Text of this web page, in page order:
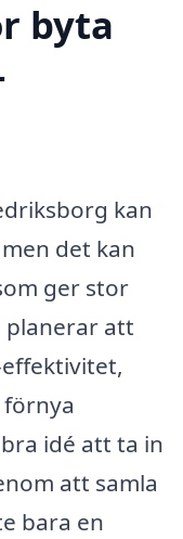
byta
kan
det kan
ger stor
planerar att
idé att ta in
att samla
bara en